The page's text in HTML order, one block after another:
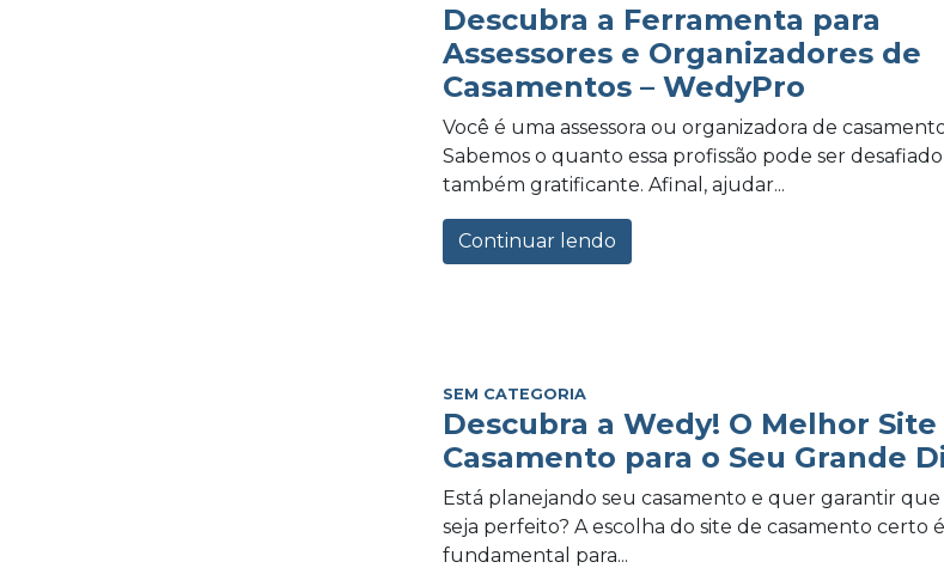
Descubra a Ferramenta para
Assessores e Organizadores de
Casamentos – WedyPro
Você é uma assessora ou organizadora de
Sabemos o quanto essa profissão pode ser
também gratificante. Afinal, ajudar...
Continuar lendo
SEM CATEGORIA
Descubra a Wedy! O Melhor Site
Casamento para o Seu Grande
Está planejando seu casamento e quer garantir
seja perfeito? A escolha do site de casamento certo é
fundamental para...